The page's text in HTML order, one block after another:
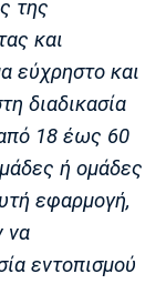
της
και
εύχρηστο και
διαδικασία
18 έως 60
ή ομάδες
εφαρμογή,
να
εντοπισμού